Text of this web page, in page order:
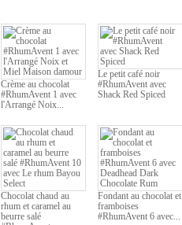
Crème au chocolat
#RhumAvent 1 avec
l'Arrangé Noix...
Le petit café noir
#RhumAvent avec
Shack Red Spiced
Chocolat chaud au
rhum et caramel au
beurre salé
Fondant au chocolat et
framboises
#RhumAvent 6 avec...